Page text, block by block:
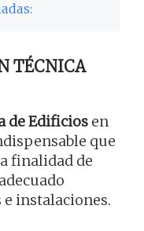
TÉCNICA
de Edificios en
que
finalidad de
e instalaciones.